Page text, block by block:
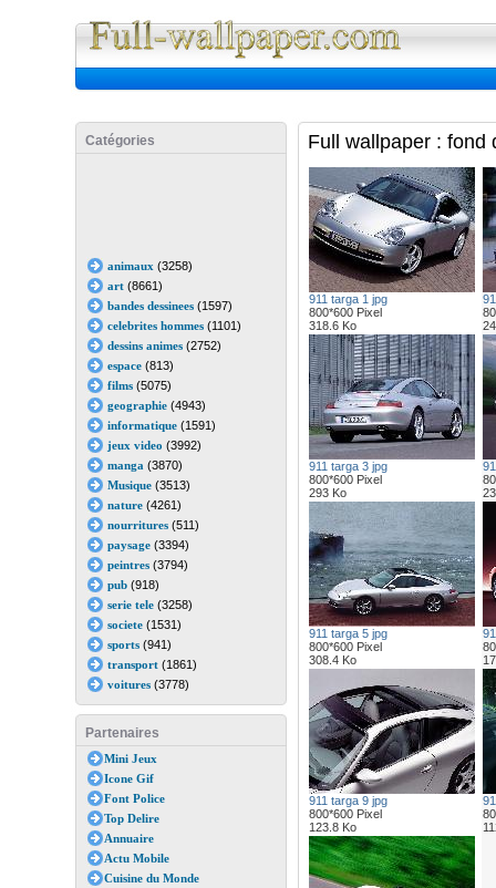
Catégories
animaux (3258)
art(8661)
bandes dessinees(1597)
celebrites hommes(1101)
dessins animes(2752)
espace(813)
films(5075)
geographie(4943)
informatique(1591)
jeux video (3992)
manga (3870)
Musique(3513)
nature(4261)
nourritures(511)
paysage(3394)
peintres(3794)
pub(918)
serie tele(3258)
societe(1531)
sports(941)
transport(1861)
voitures(3778)
Partenaires
Mini Jeux
Icone Gif
Font Police
Top Delire
Annuaire
Actu Mobile
Cuisine du Monde
Full wallpaper : fond
911 targa 1 jpg
800*600 Pixel
318.6 Ko
911 targa 3 jpg
800*600 Pixel
293 Ko
911 targa 5 jpg
800*600 Pixel
308.4 Ko
911 targa 9 jpg
800*600 Pixel
123.8 Ko